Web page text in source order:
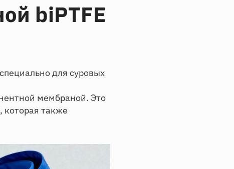
biPTFE
для суровых
мембраной. Это
которая также